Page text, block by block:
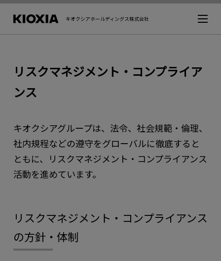
キオクシアホールディングス株式会社
リスクマネジメント・コンプライア
ンス
キオクシアグループは、法令、社会規範・倫理、
社内規程などの遵守をグローバルに徹底すると
ともに、リスクマネジメント・コンプライアンス
活動を進めています。
リスクマネジメント・コンプライアンス
の方針・体制